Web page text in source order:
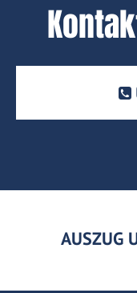
AUSZUG